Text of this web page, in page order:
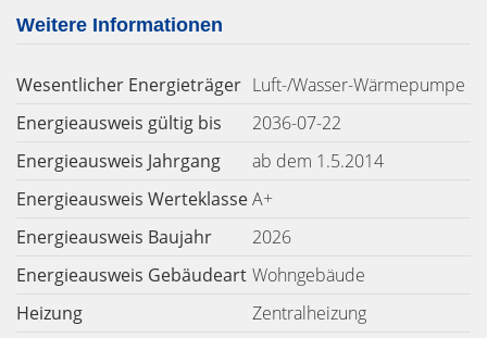
Weitere Informationen
Wesentlicher Energieträger Luft-/Wasser-Wärmepumpe
Energieausweis gültig bis
2036-07-22
Energieausweis Jahrgang
ab dem 1.5.2014
Energieausweis WerteklasseA+
Energieausweis Baujahr
2026
Energieausweis Gebäudeart Wohngebäude
Heizung
Zentralheizung